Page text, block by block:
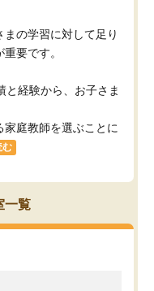
まの学習に対して足り
要です。
と経験から、お子さま
庭教師を選ぶことに
む
一覧